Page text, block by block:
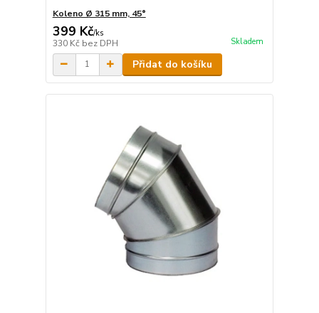
Koleno Ø 315 mm, 45°
399 Kč/ks
330 Kč bez DPH Skladem
Přidat do košíku